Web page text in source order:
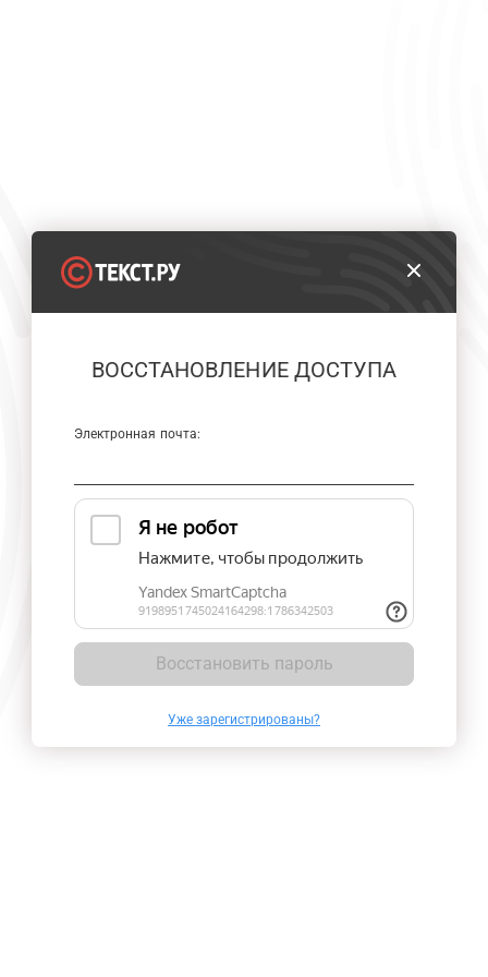
ВОССТАНОВЛЕНИЕ ДОСТУПА
Электронная почта:
Восстановить пароль
Уже зарегистрированы?